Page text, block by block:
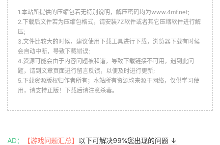
1.本站所提供的压缩包若无特别说明，解压密码均为www.4mf.net;
2.下载后文件若为压缩包格式，请安装7Z软件或者其它压缩软件进行解
压;
3.文件比较大的时候，建议使用下载工具进行下载，浏览器下载有时候
会自动中断，导致下载错误;
4.资源可能会由于内容问题被和谐，导致下载链接不可用，遇到此问
题，请到文章页面进行留言反馈，以便及时进行更新;
5.下载资源版权归作者所有；本站所有资源均来源于网络，仅供学习使
用，请支持正版！下载后请注意杀毒。
AD： 【游戏问题汇总】 以下可解决99%您出现的问题 ↓